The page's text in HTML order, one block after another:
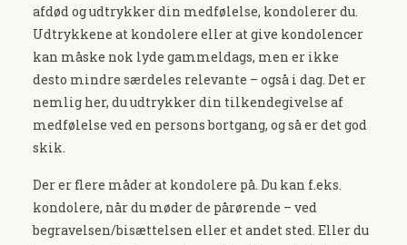
afdød og udtrykker din medfølelse, kondolerer du.
Udtrykkene at kondolere eller at give kondolencer
kan måske nok lyde gammeldags, men er ikke
desto mindre særdeles relevante – også i dag. Det er
nemlig her, du udtrykker din tilkendegivelse af
medfølelse ved en persons bortgang, og så er det god
skik.
Der er flere måder at kondolere på. Du kan f.eks.
kondolere, når du møder de pårørende – ved
begravelsen/bisættelsen eller et andet sted. Eller du